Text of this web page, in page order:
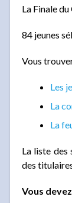
La Finale
84 jeunes
Vous
Les
La
La
La liste des
des
Vous